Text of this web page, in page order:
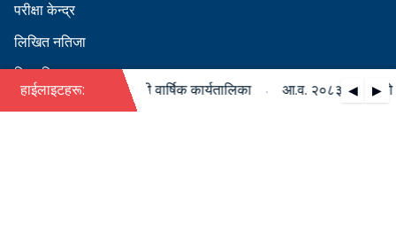
परीक्षा केन्द्र
लिखित नतिजा
सिफारिस
हाईलाइटहरू: ◀ ▶
०८४ को पदपूर्ति सम्बन्धी वार्षिक कार्यतालिका आ.व. २०८३/०८४ को